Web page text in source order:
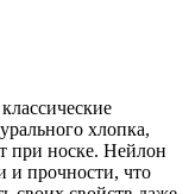
хлопка,
при носке. Нейлон
и прочности, что